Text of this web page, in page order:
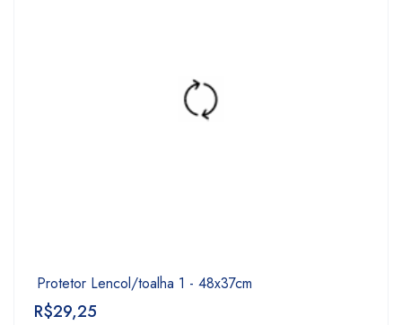
Protetor Lencol/toalha 1 - 48x37cm
R$29,25